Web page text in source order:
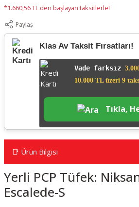
*1.660,56 TL den başlayan taksitlerle!
Paylaş
Klas Av Taksit Fırsatları!
Vade farksız
10.000 TL üzeri 9
Tıkla,
📑 Ürün Bilgisi
Yerli PCP Tüfek:
Escalede-S